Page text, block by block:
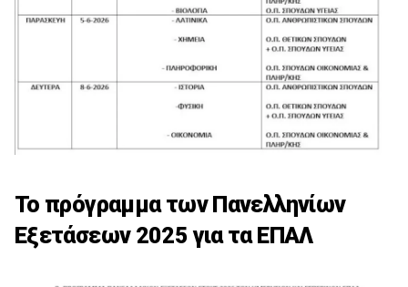
Το πρόγραμμα των Πανελληνίων
Εξετάσεων 2025 για τα ΕΠΑΛ